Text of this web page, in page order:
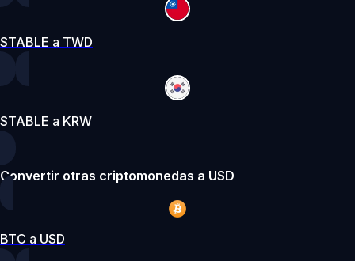
STABLE a TWD
STABLE a KRW
Convertir otras criptomonedas a USD
BTC a USD